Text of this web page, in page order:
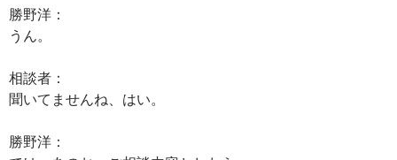
勝野洋：
うん。
相談者：
聞いてませんね、はい。
勝野洋：